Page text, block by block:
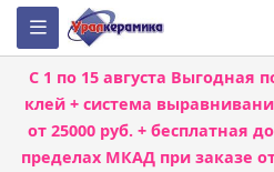
С 1 по 15 августа Выгодная
клей + система
от 25000 руб. + бесплатная
пределах МКАД при заказе